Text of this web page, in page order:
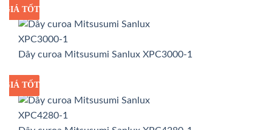
GIÁ SỈ
GIÁ TỐT
Dây curoa Mitsusumi Sanlux XPC3000-1
GIÁ SỈ
GIÁ TỐT